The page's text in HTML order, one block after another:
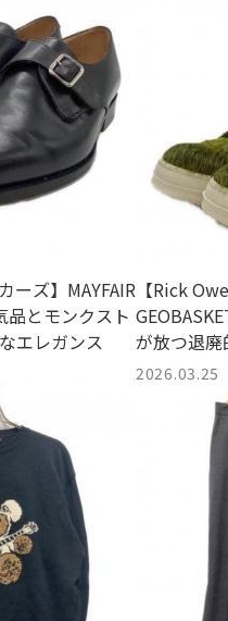
ーズ】MAYFAIR
品とモンクスト
エレガンス
【Rick
が放つ退
感
2026.03.25